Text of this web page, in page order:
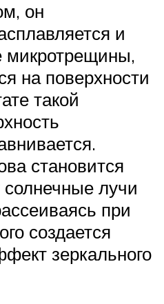
он
и
микротрещины,
на поверхности
такой
становится
солнечные лучи
при
создается
зеркального